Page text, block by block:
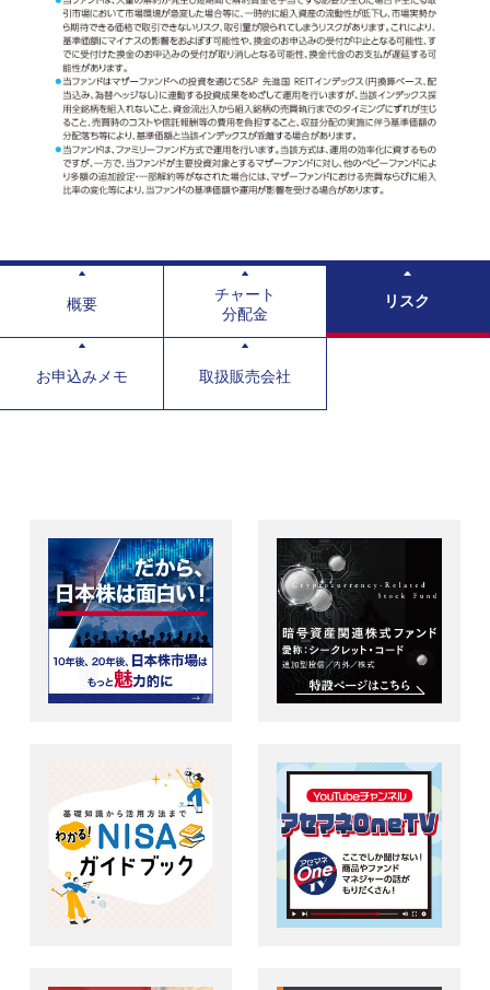
概要
チャート
分配金
リスク
お申込みメモ 取扱販売会社